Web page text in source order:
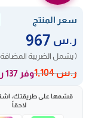
سيراميك – أسود GSM60CHR
سعر المنتج
ر.س
( يشمل الضريبة
ر.س1,104 وفر 137 ر.س
قسّمها على طريقتك،
لاحقاً